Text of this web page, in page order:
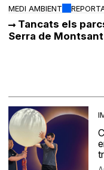
MEDI AMBIENT
Tancats els
Serra de